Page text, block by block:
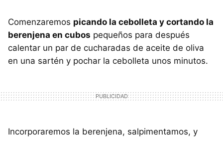
Comenzaremos picando la cebolleta y cortando la
berenjena en cubos pequeños para después
calentar un par de cucharadas de aceite de oliva
en una sartén y pochar la cebolleta unos minutos.
Incorporaremos la berenjena, salpimentamos, y